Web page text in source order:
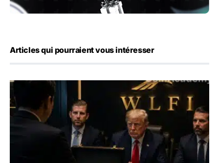
Articles qui pourraient vous intéresser
World Liberty Financial : 100 millions $ versés par un